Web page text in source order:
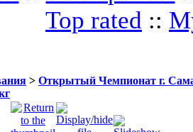
Top rated ::
> Открытый Чемпионат г.